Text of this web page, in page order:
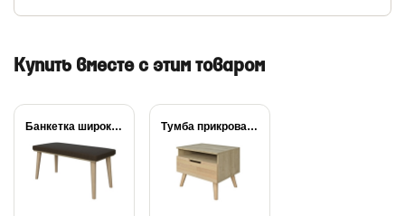
Купить вместе с этим товаром
Банкетка широкая Lagom Тумба прикроватная Lagom